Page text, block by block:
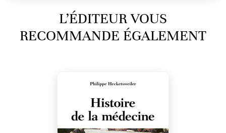
L’ÉDITEUR VOUS
RECOMMANDE ÉGALEMENT